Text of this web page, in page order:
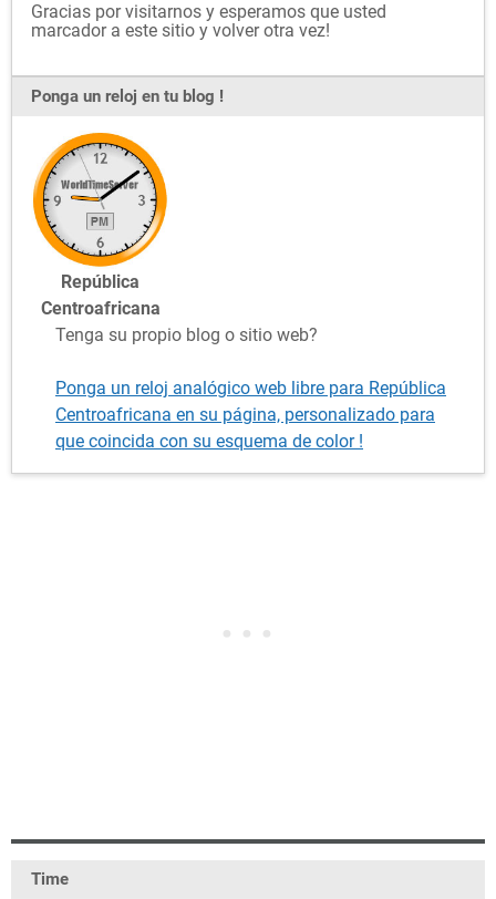
Gracias por visitarnos y esperamos que usted
marcador a este sitio y volver otra vez!
Ponga un reloj en tu blog !
República
Centroafricana
Tenga su propio blog o sitio web?
Ponga un reloj analógico web libre para República
Centroafricana en su página, personalizado para
que coincida con su esquema de color !
Time